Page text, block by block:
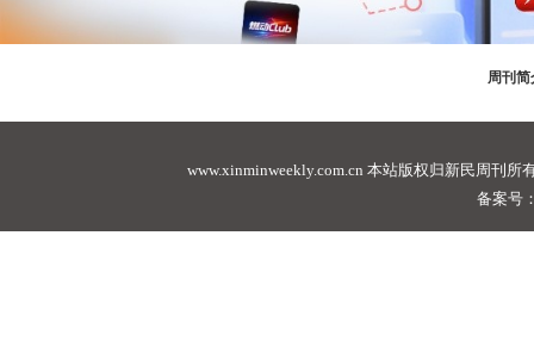
周刊简
www.xinminweekly.com.cn 本站版权归新民周刊所
备案号